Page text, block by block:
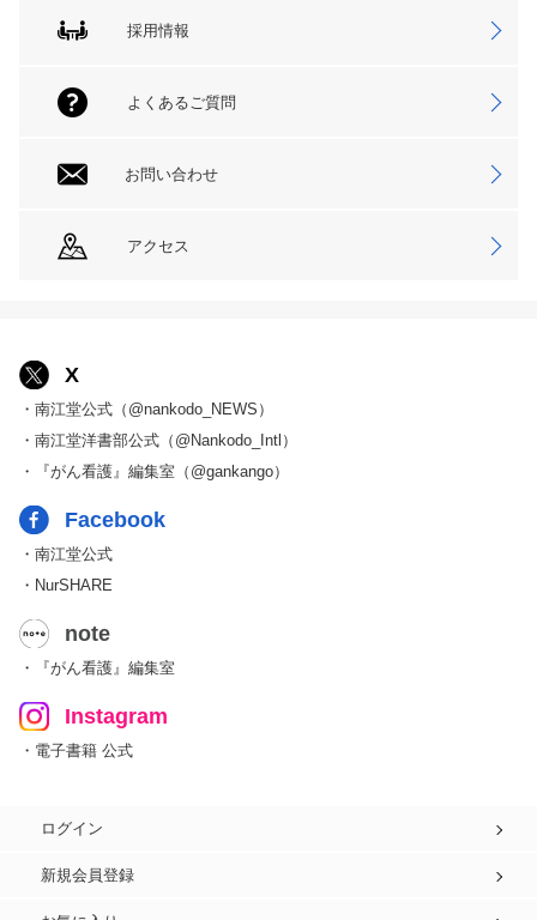
採用情報
よくあるご質問
お問い合わせ
アクセス
X
・南江堂公式（@nankodo_NEWS）
・南江堂洋書部公式（@Nankodo_Intl）
・『がん看護』編集室（@gankango）
Facebook
・南江堂公式
・NurSHARE
note
・『がん看護』編集室
Instagram
・電子書籍 公式
ログイン
新規会員登録